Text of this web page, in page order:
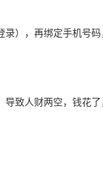
），再绑定手机号码
致人财两空，钱花